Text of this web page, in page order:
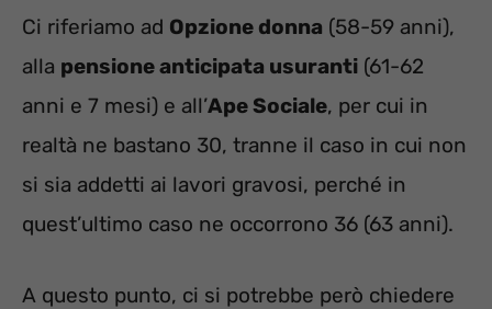
Ci riferiamo ad Opzione donna (58-59 anni),
alla pensione anticipata usuranti (61-62
anni e 7 mesi) e all’Ape Sociale, per cui in
realtà ne bastano 30, tranne il caso in cui non
si sia addetti ai lavori gravosi, perché in
quest’ultimo caso ne occorrono 36 (63 anni).
A questo punto, ci si potrebbe però chiedere